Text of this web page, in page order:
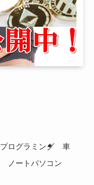
プログラミング
車
ノートパソコン